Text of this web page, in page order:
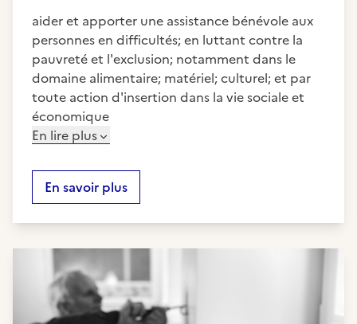
aider et apporter une assistance bénévole aux
personnes en difficultés; en luttant contre la
pauvreté et l'exclusion; notamment dans le
domaine alimentaire; matériel; culturel; et par
toute action d'insertion dans la vie sociale et
économique
En lire plus
En savoir plus